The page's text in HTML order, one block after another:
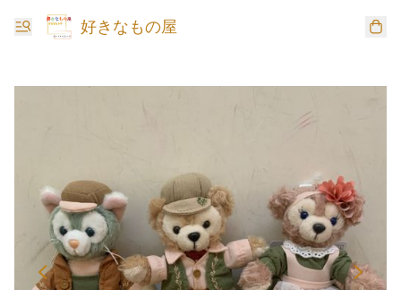
好きなもの屋